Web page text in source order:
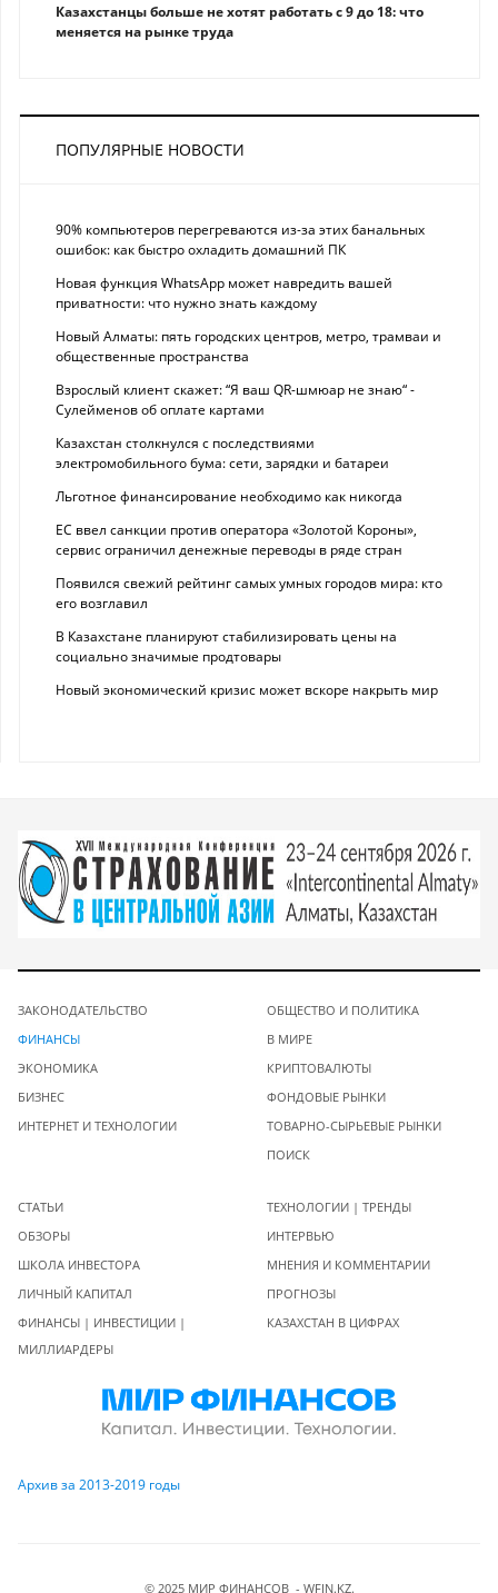
Казахстанцы больше не хотят работать с 9 до 18: что
меняется на рынке труда
ПОПУЛЯРНЫЕ НОВОСТИ
90% компьютеров перегреваются из-за этих банальных
ошибок: как быстро охладить домашний ПК
Новая функция WhatsApp может навредить вашей
приватности: что нужно знать каждому
Новый Алматы: пять городских центров, метро, трамваи и
общественные пространства
Взрослый клиент скажет: “Я ваш QR-шмюар не знаю“ -
Сулейменов об оплате картами
Казахстан столкнулся с последствиями
электромобильного бума: сети, зарядки и батареи
Льготное финансирование необходимо как никогда
ЕС ввел санкции против оператора «Золотой Короны»,
сервис ограничил денежные переводы в ряде стран
Появился свежий рейтинг самых умных городов мира: кто
его возглавил
В Казахстане планируют стабилизировать цены на
социально значимые продтовары
Новый экономический кризис может вскоре накрыть мир
ЗАКОНОДАТЕЛЬСТВО
ФИНАНСЫ
ЭКОНОМИКА
БИЗНЕС
ИНТЕРНЕТ И ТЕХНОЛОГИИ
ОБЩЕСТВО И ПОЛИТИКА
В МИРЕ
КРИПТОВАЛЮТЫ
ФОНДОВЫЕ РЫНКИ
ТОВАРНО-СЫРЬЕВЫЕ РЫНКИ
ПОИСК
СТАТЬИ
ОБЗОРЫ
ШКОЛА ИНВЕСТОРА
ЛИЧНЫЙ КАПИТАЛ
ФИНАНСЫ | ИНВЕСТИЦИИ |
МИЛЛИАРДЕРЫ
ТЕХНОЛОГИИ | ТРЕНДЫ
ИНТЕРВЬЮ
МНЕНИЯ И КОММЕНТАРИИ
ПРОГНОЗЫ
КАЗАХСТАН В ЦИФРАХ
Архив за 2013-2019 годы
© 2025 МИР ФИНАНСОВ - WFIN.KZ.